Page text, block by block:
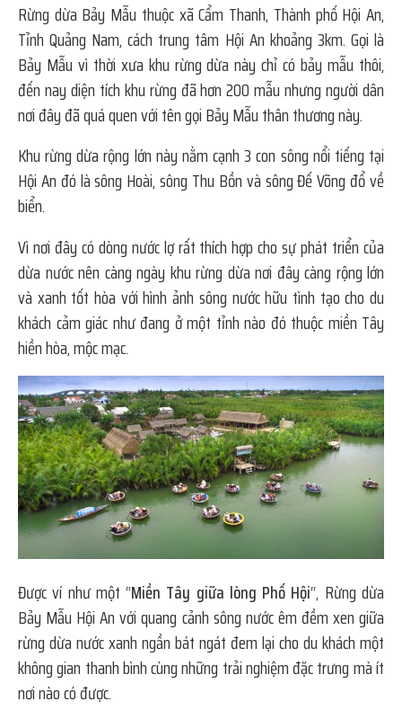
Rừng dừa Bảy Mẫu thuộc xã Cẩm Thanh, Thành phố Hội An,
Tỉnh Quảng Nam, cách trung tâm Hội An khoảng 3km. Gọi là
Bảy Mẫu vì thời xưa khu rừng dừa này chỉ có bảy mẫu thôi,
đến nay diện tích khu rừng đã hơn 200 mẫu nhưng người dân
nơi đây đã quá quen với tên gọi Bảy Mẫu thân thương này.
Khu rừng dừa rộng lớn này nằm cạnh 3 con sông nổi tiếng tại
Hội An đó là sông Hoài, sông Thu Bồn và sông Đế Võng đổ về
biển.
Vì nơi đây có dòng nước lợ rất thích hợp cho sự phát triển của
dừa nước nên càng ngày khu rừng dừa nơi đây càng rộng lớn
và xanh tốt hòa với hình ảnh sông nước hữu tình tạo cho du
khách cảm giác như đang ở một tỉnh nào đó thuộc miền Tây
hiền hòa, mộc mạc.
Được ví như một “Miền Tây giữa lòng Phố Hội“, Rừng dừa
Bảy Mẫu Hội An với quang cảnh sông nước êm đềm xen giữa
rừng dừa nước xanh ngần bát ngát đem lại cho du khách một
không gian thanh bình cùng những trải nghiệm đặc trưng mà ít
nơi nào có được.